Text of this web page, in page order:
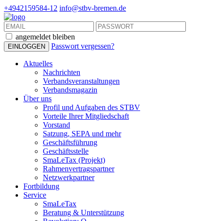
+4942159584-12 info@stbv-bremen.de
angemeldet bleiben
Passwort vergessen?
Aktuelles
Nachrichten
Verbandsveranstaltungen
Verbandsmagazin
Über uns
Profil und Aufgaben des STBV
Vorteile Ihrer Mitgliedschaft
Vorstand
Satzung, SEPA und mehr
Geschäftsführung
Geschäftsstelle
SmaLeTax (Projekt)
Rahmenvertragspartner
Netzwerkpartner
Fortbildung
Service
SmaLeTax
Beratung & Unterstützung